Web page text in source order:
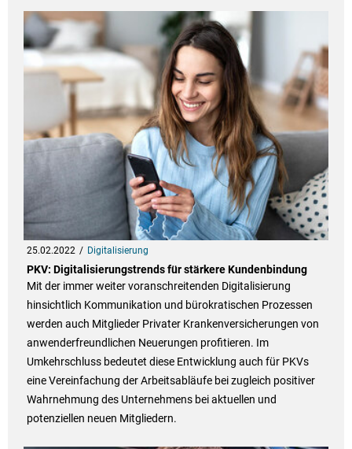
25.02.2022 Digitalisierung
PKV: Digitalisierungstrends für stärkere Kundenbindung
Mit der immer weiter voranschreitenden Digitalisierung
hinsichtlich Kommunikation und bürokratischen Prozessen
werden auch Mitglieder Privater Krankenversicherungen von
anwenderfreundlichen Neuerungen profitieren. Im
Umkehrschluss bedeutet diese Entwicklung auch für PKVs
eine Vereinfachung der Arbeitsabläufe bei zugleich positiver
Wahrnehmung des Unternehmens bei aktuellen und
potenziellen neuen Mitgliedern.